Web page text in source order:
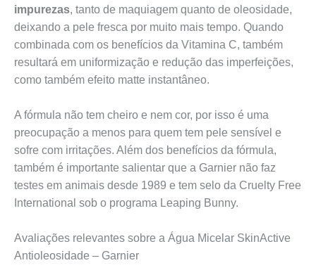
impurezas, tanto de maquiagem quanto de oleosidade,
deixando a pele fresca por muito mais tempo. Quando
combinada com os benefícios da Vitamina C, também
resultará em uniformização e redução das imperfeições,
como também efeito matte instantâneo.
A fórmula não tem cheiro e nem cor, por isso é uma
preocupação a menos para quem tem pele sensível e
sofre com irritações. Além dos benefícios da fórmula,
também é importante salientar que a Garnier não faz
testes em animais desde 1989 e tem selo da Cruelty Free
International sob o programa Leaping Bunny.
Avaliações relevantes sobre a Água Micelar SkinActive
Antioleosidade – Garnier